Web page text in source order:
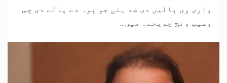
واری وی ٻالیں دی ضد ہئی جو پوہ دے پالے دی چس
وسیب ونڄ چویجے۔ میں...